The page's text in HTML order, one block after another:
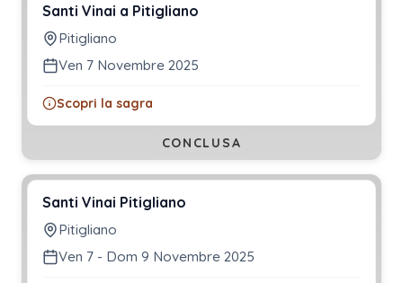
Santi Vinai a Pitigliano
Pitigliano
Ven 7 Novembre 2025
Scopri la sagra
CONCLUSA
Santi Vinai Pitigliano
Pitigliano
Ven 7 - Dom 9 Novembre 2025